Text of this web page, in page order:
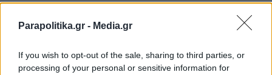
Parapolitika.gr - Media.gr
If you wish to opt-out of the sale, sharing to third parties, or
processing of your personal or sensitive information for
Ακίνητα: Σε ποιες περιοχές αυξάνονται οι
διαθέσιμες κατοικίες - Ανεβαίνουν οι